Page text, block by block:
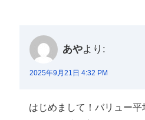
あやより:
2025年9月21日 4:32 PM
はじめまして！バリュー